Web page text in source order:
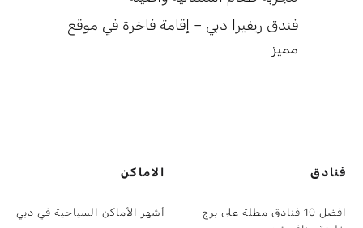
فندق ريفيرا دبي – إقامة فاخرة في موقع
مميز
فنادق
افضل 10 فنادق مطلة على برج
الاماكن
أشهر الأماكن السياحية في دبي